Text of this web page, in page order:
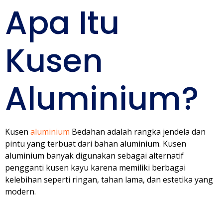
Apa Itu
Kusen
Aluminium?
Kusen aluminium Bedahan adalah rangka jendela dan
pintu yang terbuat dari bahan aluminium. Kusen
aluminium banyak digunakan sebagai alternatif
pengganti kusen kayu karena memiliki berbagai
kelebihan seperti ringan, tahan lama, dan estetika yang
modern.